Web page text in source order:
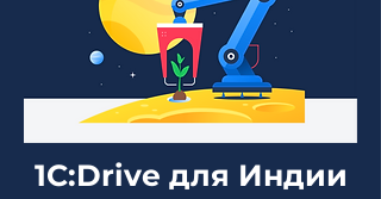
1C:Drive для Индии